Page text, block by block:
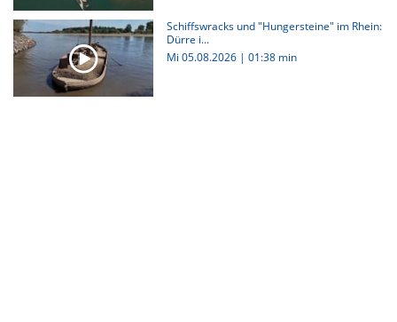
Schiffswracks und "Hungersteine" im Rhein:
Dürre i...
Mi 05.08.2026 | 01:38 min